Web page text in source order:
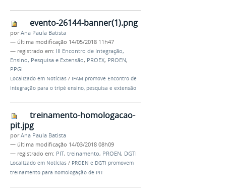
evento-26144-banner(1).png
porAna Paula Batista
— última modificação 14/05/2018 11h47
— registrado em: III Encontro de Integração,
Ensino, Pesquisa e Extensão, PROEX, PROEN,
PPGI
Localizado em Notícias / IFAM promove Encontro de
Integração para o tripé ensino, pesquisa e extensão
treinamento-homologacao-
pit.jpg
porAna Paula Batista
— última modificação 14/03/2018 08h09
— registrado em: PIT, treinamento, PROEN, DGTI
Localizado em Notícias / PROEN e DGTI promovem
treinamento para homologação de PIT